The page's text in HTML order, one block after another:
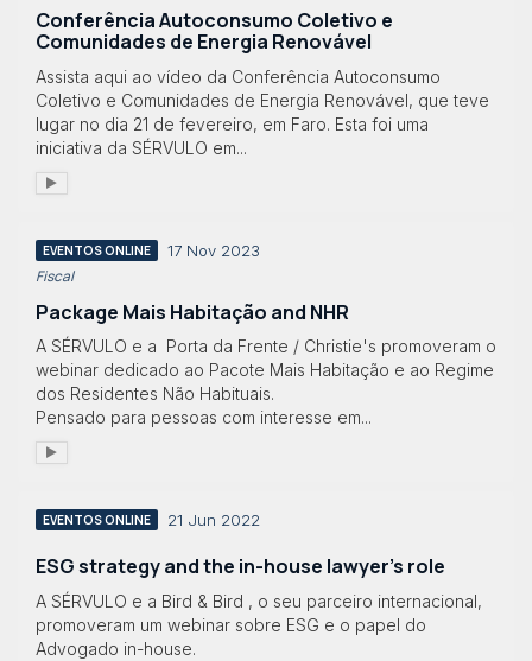
Conferência Autoconsumo Coletivo e
Comunidades de Energia Renovável
Assista aqui ao vídeo da Conferência Autoconsumo
Coletivo e Comunidades de Energia Renovável, que teve
lugar no dia 21 de fevereiro, em Faro. Esta foi uma
iniciativa da SÉRVULO em...
EVENTOS ONLINE 17 Nov 2023
Fiscal
Package Mais Habitação and NHR
A SÉRVULO e a Porta da Frente / Christie's promoveram o
webinar dedicado ao Pacote Mais Habitação e ao Regime
dos Residentes Não Habituais.
Pensado para pessoas com interesse em...
EVENTOS ONLINE 21 Jun 2022
ESG strategy and the in-house lawyer’s role
A SÉRVULO e a Bird & Bird , o seu parceiro internacional,
promoveram um webinar sobre ESG e o papel do
Advogado in-house.